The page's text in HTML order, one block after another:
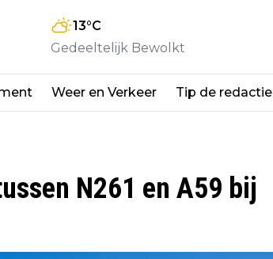
13°C
Gedeeltelijk Bewolkt
Weer en Verkeer Tip de redactie
N261 en A59 bij